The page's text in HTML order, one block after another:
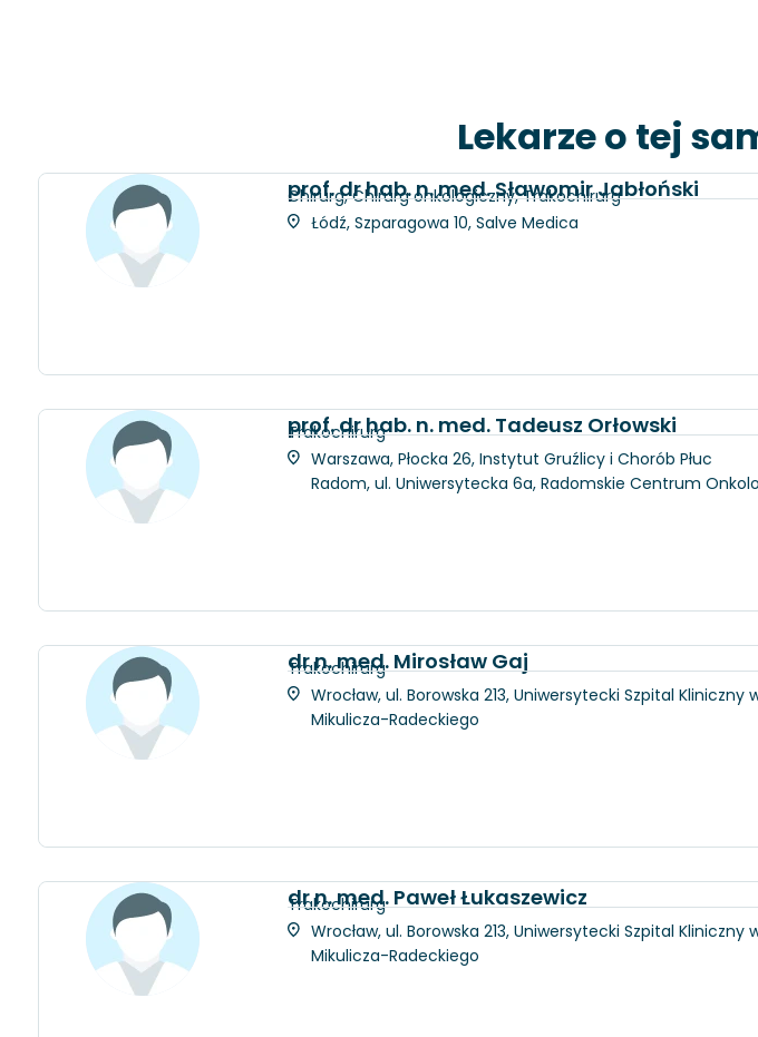
Lekarze o tej
prof. dr hab. n. med. Sławomir Jabłoński
Chirurg, Chirurg onkologiczny, Trakochirurg
Łódź, Szparagowa 10, Salve Medica
prof. dr hab. n. med. Tadeusz Orłowski
Trakochirurg
Warszawa, Płocka 26, Instytut Gruźlicy i Chorób Płuc
Radom, ul. Uniwersytecka 6a, Radomskie Centrum
dr n. med. Mirosław Gaj
Trakochirurg
Wrocław, ul. Borowska 213, Uniwersytecki Szpital Kliniczny
Mikulicza-Radeckiego
dr n. med. Paweł Łukaszewicz
Trakochirurg
Wrocław, ul. Borowska 213, Uniwersytecki Szpital Kliniczny
Mikulicza-Radeckiego